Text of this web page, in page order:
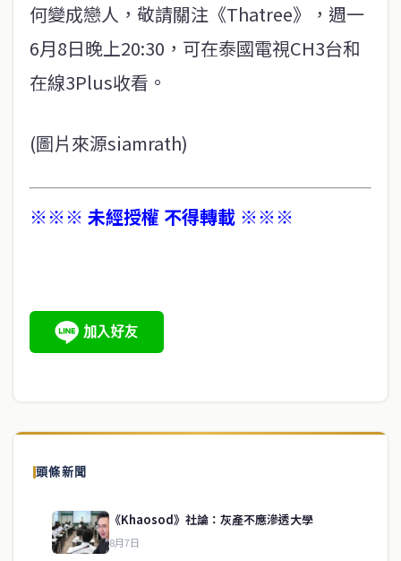
何變成戀人，敬請關注《Thatree》，週一
6月8日晚上20:30，可在泰國電視CH3台和
在線3Plus收看。
(圖片來源siamrath)
※※※ 未經授權 不得轉載 ※※※
頭條新聞
《Khaosod》社論：灰產不應滲透大學
8月7日